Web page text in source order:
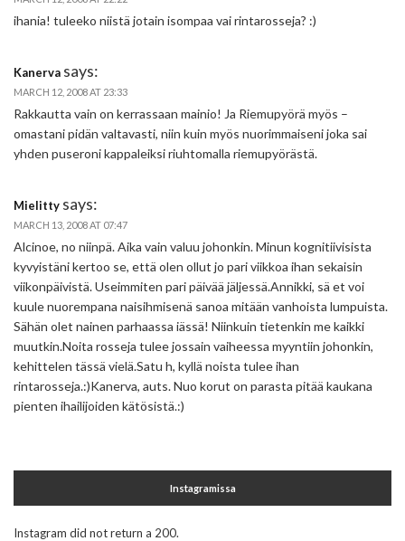
ihania! tuleeko niistä jotain isompaa vai rintarosseja? :)
Kanerva says:
MARCH 12, 2008 AT 23:33
Rakkautta vain on kerrassaan mainio! Ja Riemupyörä myös –
omastani pidän valtavasti, niin kuin myös nuorimmaiseni joka sai
yhden puseroni kappaleiksi riuhtomalla riemupyörästä.
Mielitty says:
MARCH 13, 2008 AT 07:47
Alcinoe, no niinpä. Aika vain valuu johonkin. Minun kognitiivisista
kyvyistäni kertoo se, että olen ollut jo pari viikkoa ihan sekaisin
viikonpäivistä. Useimmiten pari päivää jäljessä.Annikki, sä et voi
kuule nuorempana naisihmisenä sanoa mitään vanhoista lumpuista.
Sähän olet nainen parhaassa iässä! Niinkuin tietenkin me kaikki
muutkin.Noita rosseja tulee jossain vaiheessa myyntiin johonkin,
kehittelen tässä vielä.Satu h, kyllä noista tulee ihan
rintarosseja.:)Kanerva, auts. Nuo korut on parasta pitää kaukana
pienten ihailijoiden kätösistä.:)
Instagramissa
Instagram did not return a 200.